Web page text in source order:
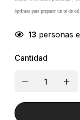
óptimas para preparar un té de
13 personas
Cantidad